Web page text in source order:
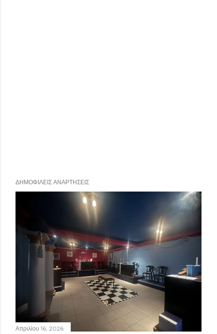
ΔΗΜΟΦΙΛΕΊΣ ΑΝΑΡΤΉΣΕΙΣ
Απριλίου 16, 2026